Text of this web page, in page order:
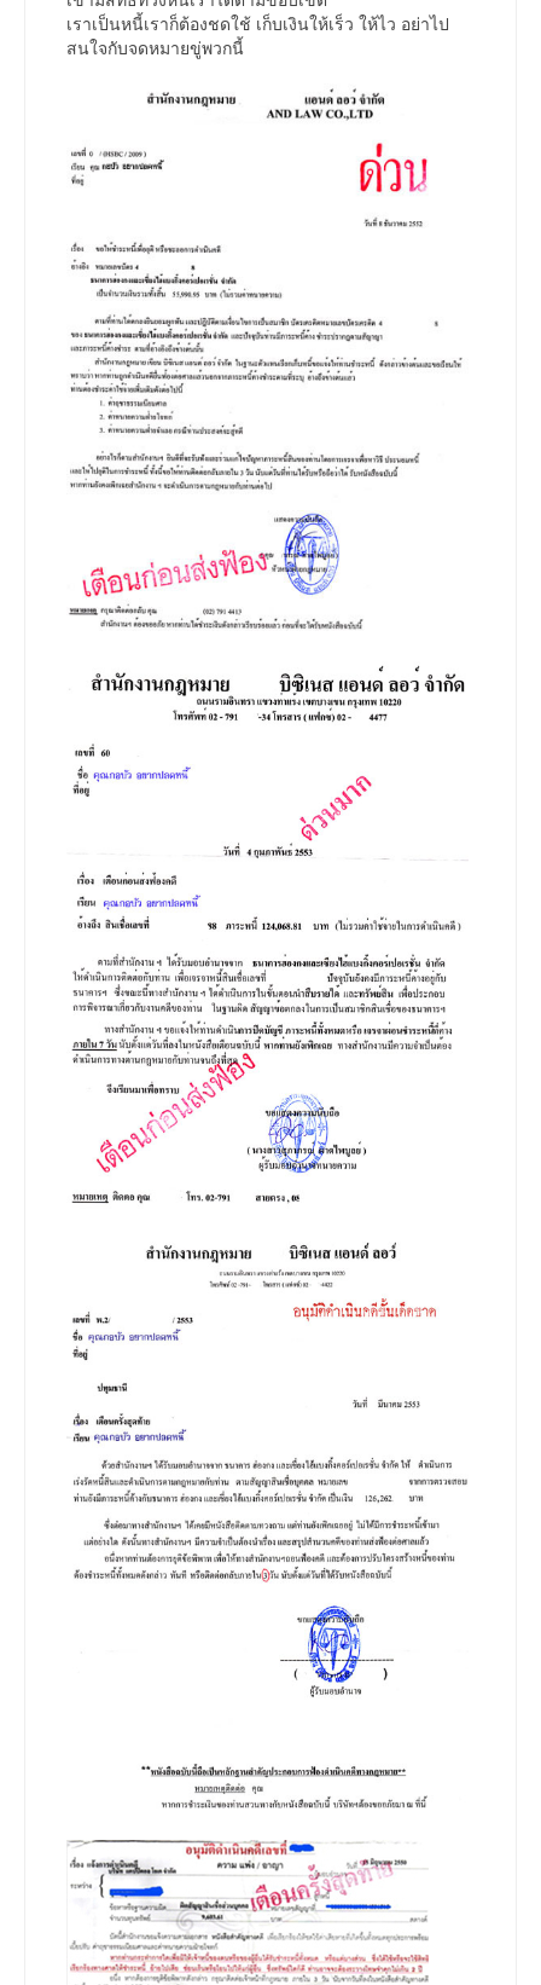
เราเป็นหนี้เราก็ต้องชดใช้ เก็บเงินให้เร็ว ให้ไว อย่าไป
สนใจกับจดหมายขู่พวกนี้